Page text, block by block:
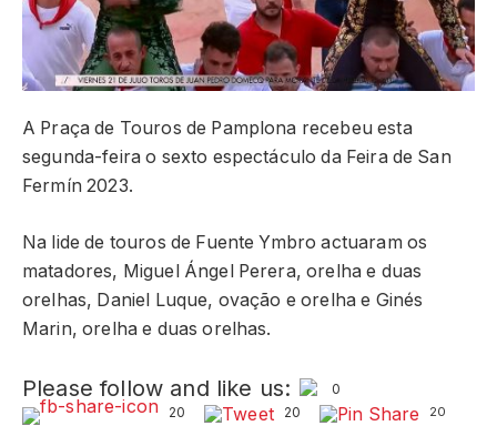
A Praça de Touros de Pamplona recebeu esta
segunda-feira o sexto espectáculo da Feira de San
Fermín 2023.
Na lide de touros de Fuente Ymbro actuaram os
matadores, Miguel Ángel Perera, orelha e duas
orelhas, Daniel Luque, ovação e orelha e Ginés
Marin, orelha e duas orelhas.
Please follow and like us:
0
20
20 20